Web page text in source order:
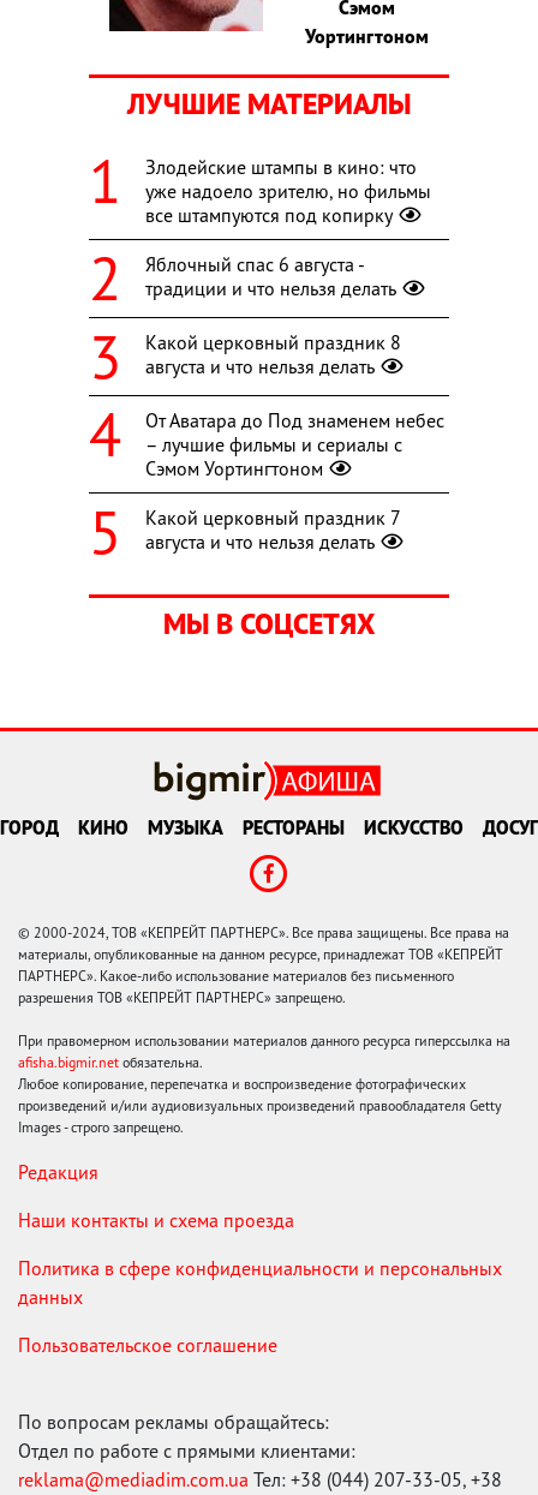
Сэмом
Уортингтоном
ЛУЧШИЕ МАТЕРИАЛЫ
Злодейские штампы в кино: что
уже надоело зрителю, но фильмы
все штампуются под копирку
Яблочный спас 6 августа -
традиции и что нельзя делать
Какой церковный праздник 8
августа и что нельзя делать
От Аватара до Под знаменем небес
– лучшие фильмы и сериалы с
Сэмом Уортингтоном
Какой церковный праздник 7
августа и что нельзя делать
МЫ В СОЦСЕТЯХ
ГОРОД КИНО МУЗЫКА РЕСТОРАНЫ ИСКУССТВО ДОСУГ
© 2000-2024, ТОВ «КЕПРЕЙТ ПАРТНЕРС». Все права защищены. Все права на
материалы, опубликованные на данном ресурсе, принадлежат ТОВ «КЕПРЕЙТ
ПАРТНЕРС». Какое-либо использование материалов без письменного
разрешения ТОВ «КЕПРЕЙТ ПАРТНЕРС» запрещено.
При правомерном использовании материалов данного ресурса гиперссылка на
afisha.bigmir.net обязательна.
Любое копирование, перепечатка и воспроизведение фотографических
произведений и/или аудиовизуальных произведений правообладателя Getty
Images - строго запрещено.
Редакция
Наши контакты и схема проезда
Политика в сфере конфиденциальности и персональных
данных
Пользовательское соглашение
По вопросам рекламы обращайтесь:
Отдел по работе с прямыми клиентами:
reklama@mediadim.com.ua Тел: +38 (044) 207-33-05, +38